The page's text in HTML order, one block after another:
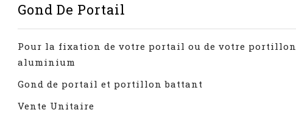
Gond De Portail
Pour la fixation de votre portail ou de votre portillon
aluminium
Gond de portail et portillon battant
Vente Unitaire